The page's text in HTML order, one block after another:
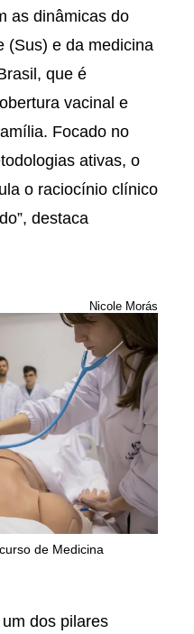
as dinâmicas do
(Sus) e da medicina
que é
vacinal e
Focado no
ativas, o
o raciocínio clínico
destaca
Nicole Morás
de Medicina
dos pilares